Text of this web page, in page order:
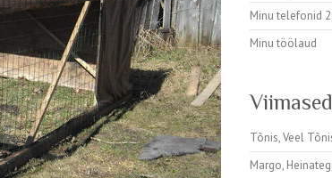
Minu telefonid
Minu töölaud
Tõnis,Veel
Margo,